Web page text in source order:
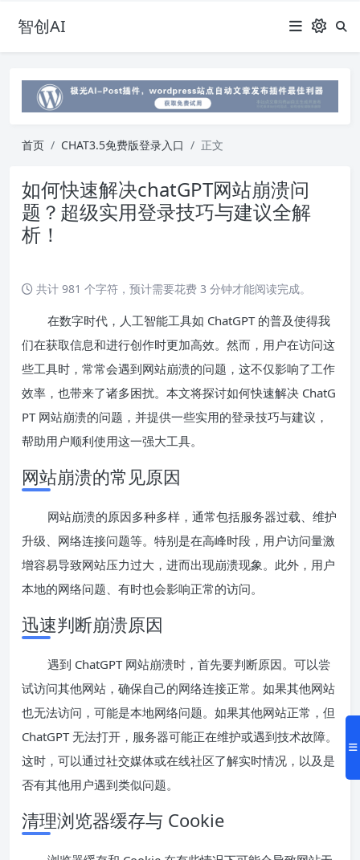
智创AI
首页 CHAT3.5免费版登录入口 正文
如何快速解决chatGPT网站崩溃问
题？超级实用登录技巧与建议全解
析！
共计 981 个字符，预计需要花费 3 分钟才能阅读完成。
在数字时代，人工智能工具如 ChatGPT 的普及使得我
们在获取信息和进行创作时更加高效。然而，用户在访问这
些工具时，常常会遇到网站崩溃的问题，这不仅影响了工作
效率，也带来了诸多困扰。本文将探讨如何快速解决 ChatG
PT 网站崩溃的问题，并提供一些实用的登录技巧与建议，
帮助用户顺利使用这一强大工具。
网站崩溃的常见原因
网站崩溃的原因多种多样，通常包括服务器过载、维护
升级、网络连接问题等。特别是在高峰时段，用户访问量激
增容易导致网站压力过大，进而出现崩溃现象。此外，用户
本地的网络问题、有时也会影响正常的访问。
迅速判断崩溃原因
遇到 ChatGPT 网站崩溃时，首先要判断原因。可以尝
试访问其他网站，确保自己的网络连接正常。如果其他网站
也无法访问，可能是本地网络问题。如果其他网站正常，但
ChatGPT 无法打开，服务器可能正在维护或遇到技术故障。
这时，可以通过社交媒体或在线社区了解实时情况，以及是
否有其他用户遇到类似问题。
清理浏览器缓存与 Cookie